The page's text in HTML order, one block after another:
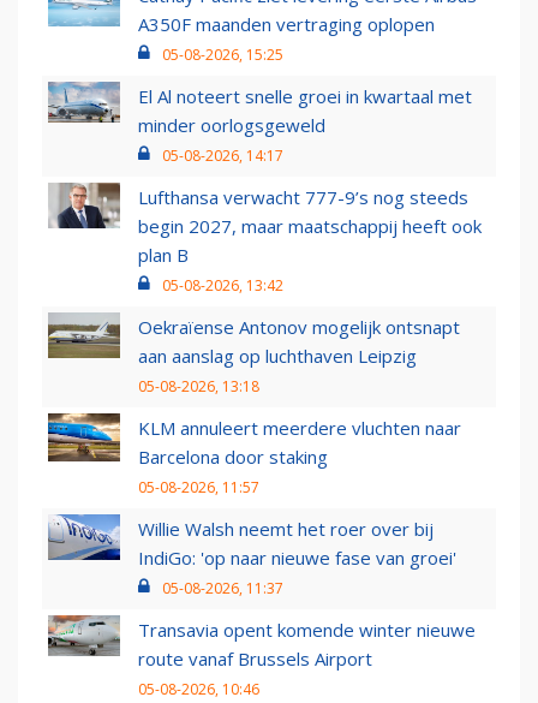
A350F maanden vertraging oplopen
05-08-2026, 15:25
El Al noteert snelle groei in kwartaal met
minder oorlogsgeweld
05-08-2026, 14:17
Lufthansa verwacht 777-9’s nog steeds
begin 2027, maar maatschappij heeft ook
plan B
05-08-2026, 13:42
Oekraïense Antonov mogelijk ontsnapt
aan aanslag op luchthaven Leipzig
05-08-2026, 13:18
KLM annuleert meerdere vluchten naar
Barcelona door staking
05-08-2026, 11:57
Willie Walsh neemt het roer over bij
IndiGo: 'op naar nieuwe fase van groei'
05-08-2026, 11:37
Transavia opent komende winter nieuwe
route vanaf Brussels Airport
05-08-2026, 10:46